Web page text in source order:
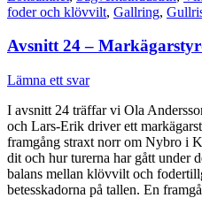
foder och klövvilt, Gallring,
Avsnitt 24 –
Lämna ett svar
I avsnitt 24 träffar vi Ola
och Lars-Erik driver ett
framgång straxt norr om Nybro i
dit och hur turerna har gått under
balans mellan klövvilt och
betesskadorna på tallen. En